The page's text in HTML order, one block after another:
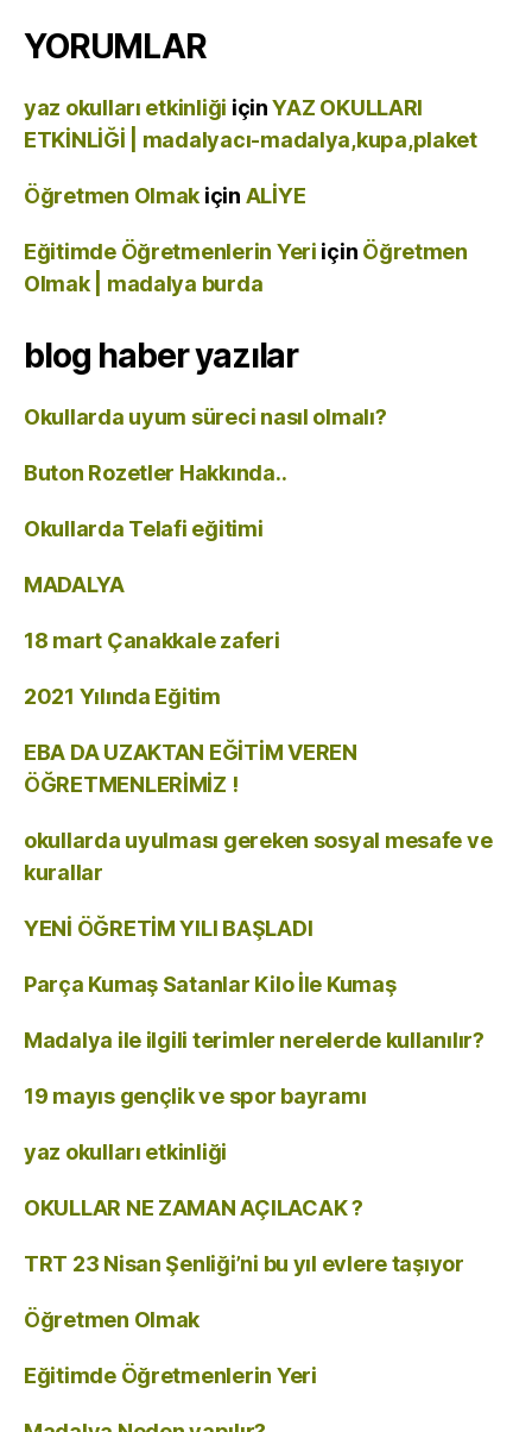
YORUMLAR
yaz okulları etkinliği içinYAZ OKULLARI
ETKİNLİĞİ | madalyacı-madalya,kupa,plaket
Öğretmen Olmak için ALİYE
Eğitimde Öğretmenlerin Yeri için Öğretmen
Olmak | madalya burda
blog haber yazılar
Okullarda uyum süreci nasıl olmalı?
Buton Rozetler Hakkında..
Okullarda Telafi eğitimi
MADALYA
18 mart Çanakkale zaferi
2021 Yılında Eğitim
EBA DA UZAKTAN EĞİTİM VEREN
ÖĞRETMENLERİMİZ !
okullarda uyulması gereken sosyal mesafe ve
kurallar
YENİ ÖĞRETİM YILI BAŞLADI
Parça Kumaş Satanlar Kilo İle Kumaş
Madalya ile ilgili terimler nerelerde kullanılır?
19 mayıs gençlik ve spor bayramı
yaz okulları etkinliği
OKULLAR NE ZAMAN AÇILACAK ?
TRT 23 Nisan Şenliği’ni bu yıl evlere taşıyor
Öğretmen Olmak
Eğitimde Öğretmenlerin Yeri